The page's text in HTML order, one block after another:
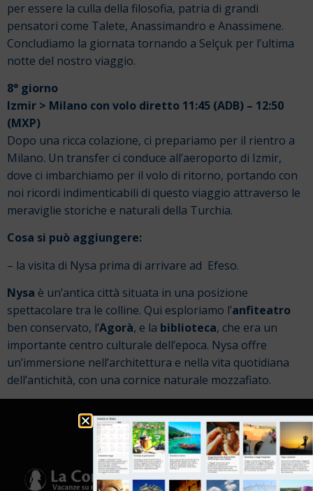
per essere la culla della filosofia, patria di grandi
pensatori come Talete, Anassimandro e Anassimene.
Concludiamo la giornata tornando a Selçuk per l’ultima
notte del nostro viaggio.
8° giorno
Izmir > Milano con volo diretto 11:45 (ADB) – 12:50
(MXP)
Dopo una ricca colazione, ci prepariamo per il rientro a
Milano. Un transfer ci conduce all’aeroporto di Izmir,
dove ci imbarchiamo per il volo di ritorno, portando con
noi ricordi indimenticabili di questo viaggio attraverso le
meraviglie storiche e naturali della Turchia.
Cosa si può aggiungere:
– la visita di Nysa prima di arrivare ad Efeso.
Nysa è un’antica città situata in una posizione
spettacolare tra le colline. Qui esploriamo l’anfiteatro
ben conservato, l’Agorà, e la biblioteca, che era un
importante centro culturale dell’epoca. Nysa offre
un’immersione nell’architettura e nella vita quotidiana
dell’antichità, con una cornice naturale mozzafiato.